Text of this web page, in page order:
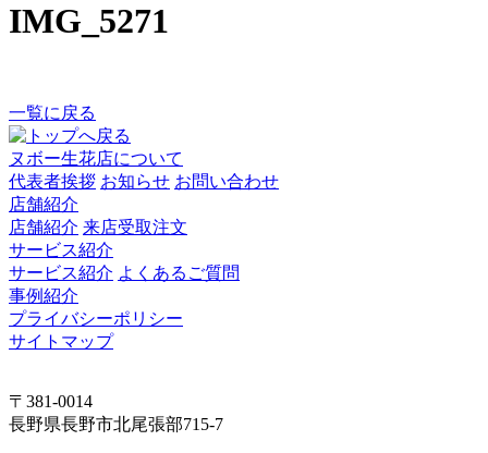
IMG_5271
一覧に戻る
ヌボー生花店について
代表者挨拶 お知らせ お問い合わせ
店舗紹介
店舗紹介 来店受取注文
サービス紹介
サービス紹介 よくあるご質問
事例紹介
プライバシーポリシー
サイトマップ
〒381-0014
長野県長野市北尾張部715-7